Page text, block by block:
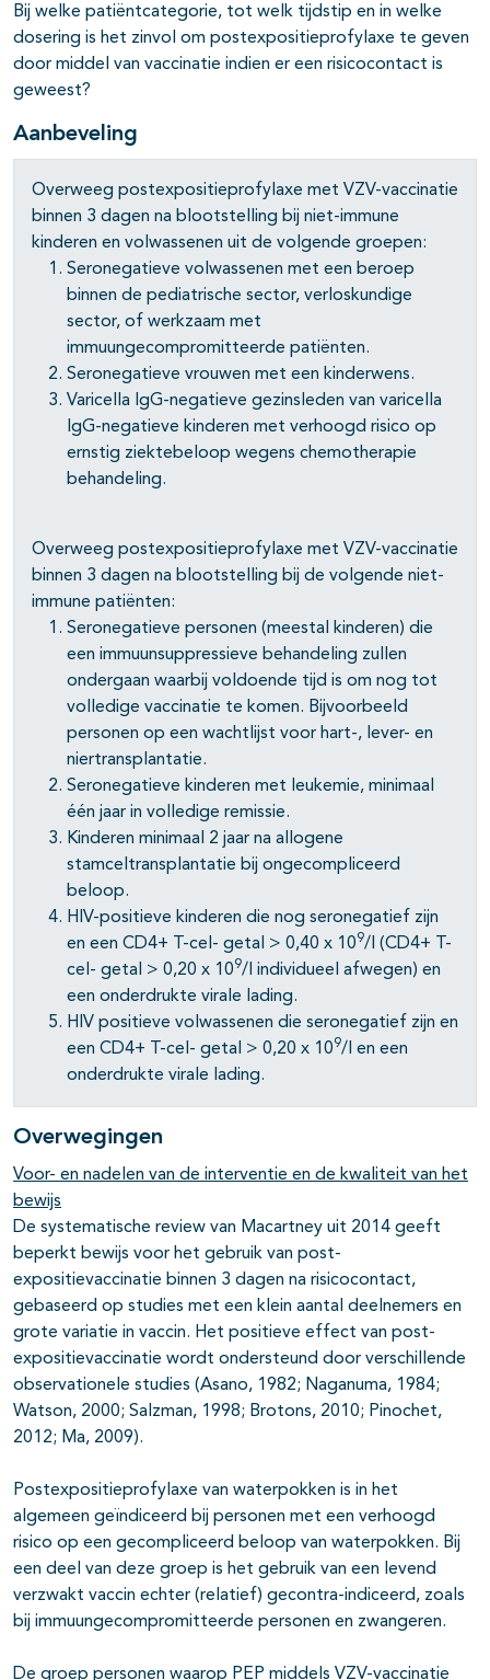
Bij welke patiëntcategorie, tot welk tijdstip en in welke
dosering is het zinvol om postexpositieprofylaxe te geven
door middel van vaccinatie indien er een risicocontact is
geweest?
Aanbeveling
Overweeg postexpositieprofylaxe met VZV-vaccinatie
binnen 3 dagen na blootstelling bij niet-immune
kinderen en volwassenen uit de volgende groepen:
Seronegatieve volwassenen met een beroep
binnen de pediatrische sector, verloskundige
sector, of werkzaam met
immuungecompromitteerde patiënten.
Seronegatieve vrouwen met een kinderwens.
Varicella IgG-negatieve gezinsleden van varicella
IgG-negatieve kinderen met verhoogd risico op
ernstig ziektebeloop wegens chemotherapie
behandeling.
Overweeg postexpositieprofylaxe met VZV-vaccinatie
binnen 3 dagen na blootstelling bij de volgende niet-
immune patiënten:
Seronegatieve personen (meestal kinderen) die
een immuunsuppressieve behandeling zullen
ondergaan waarbij voldoende tijd is om nog tot
volledige vaccinatie te komen. Bijvoorbeeld
personen op een wachtlijst voor hart-, lever- en
niertransplantatie.
Seronegatieve kinderen met leukemie, minimaal
één jaar in volledige remissie.
Kinderen minimaal 2 jaar na allogene
stamceltransplantatie bij ongecompliceerd
beloop.
HIV-positieve kinderen die nog seronegatief zijn
en een CD4+ T-cel- getal > 0,40 x 109/l (CD4+ T-
cel- getal > 0,20 x 109/l individueel afwegen) en
een onderdrukte virale lading.
HIV positieve volwassenen die seronegatief zijn en
een CD4+ T-cel- getal > 0,20 x 109/l en een
onderdrukte virale lading.
Overwegingen
Voor- en nadelen van de interventie en de kwaliteit van het
bewijs
De systematische review van Macartney uit 2014 geeft
beperkt bewijs voor het gebruik van post-
expositievaccinatie binnen 3 dagen na risicocontact,
gebaseerd op studies met een klein aantal deelnemers en
grote variatie in vaccin. Het positieve effect van post-
expositievaccinatie wordt ondersteund door verschillende
observationele studies (Asano, 1982; Naganuma, 1984;
Watson, 2000; Salzman, 1998; Brotons, 2010; Pinochet,
2012; Ma, 2009).
Postexpositieprofylaxe van waterpokken is in het
algemeen geïndiceerd bij personen met een verhoogd
risico op een gecompliceerd beloop van waterpokken. Bij
een deel van deze groep is het gebruik van een levend
verzwakt vaccin echter (relatief) gecontra-indiceerd, zoals
bij immuungecompromitteerde personen en zwangeren.
De groep personen waarop PEP middels VZV-vaccinatie